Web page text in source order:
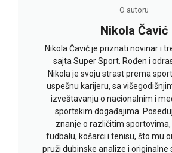
O autoru
Nikola Čavić
Nikola Čavić je priznati novinar i
sajta Super Sport. Rođen i
Nikola je svoju strast prema
uspešnu karijeru, sa
izveštavanju o nacionalnim i
sportskim događajima.
znanje o različitim sportovima,
fudbalu, košarci i tenisu, što mu
pruži dubinske analize i originalne